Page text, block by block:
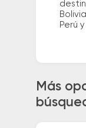
Perú
Más